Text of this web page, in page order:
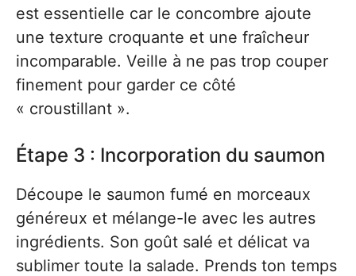
est essentielle car le concombre ajoute
une texture croquante et une fraîcheur
incomparable. Veille à ne pas trop couper
finement pour garder ce côté
« croustillant ».
Étape 3 : Incorporation du saumon
Découpe le saumon fumé en morceaux
généreux et mélange-le avec les autres
ingrédients. Son goût salé et délicat va
sublimer toute la salade. Prends ton temps